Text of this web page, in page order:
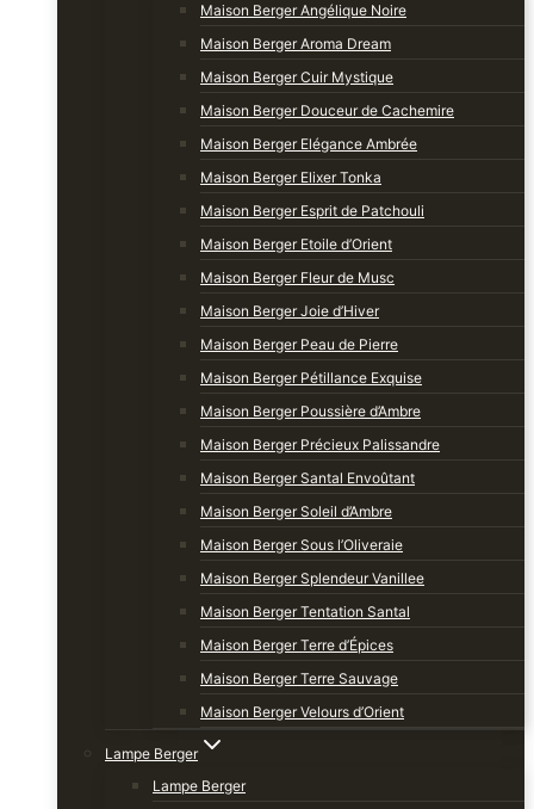
Maison Berger Angélique Noire
Maison Berger Aroma Dream
Maison Berger Cuir Mystique
Maison Berger Douceur de Cachemire
Maison Berger Elégance Ambrée
Maison Berger Elixer Tonka
Maison Berger Esprit de Patchouli
Maison Berger Etoile d’Orient
Maison Berger Fleur de Musc
Maison Berger Joie d’Hiver
Maison Berger Peau de Pierre
Maison Berger Pétillance Exquise
Maison Berger Poussière d’Ambre
Maison Berger Précieux Palissandre
Maison Berger Santal Envoûtant
Maison Berger Soleil d’Ambre
Maison Berger Sous l’Oliveraie
Maison Berger Splendeur Vanillee
Maison Berger Tentation Santal
Maison Berger Terre d’Épices
Maison Berger Terre Sauvage
Maison Berger Velours d’Orient
Lampe Berger
Lampe Berger